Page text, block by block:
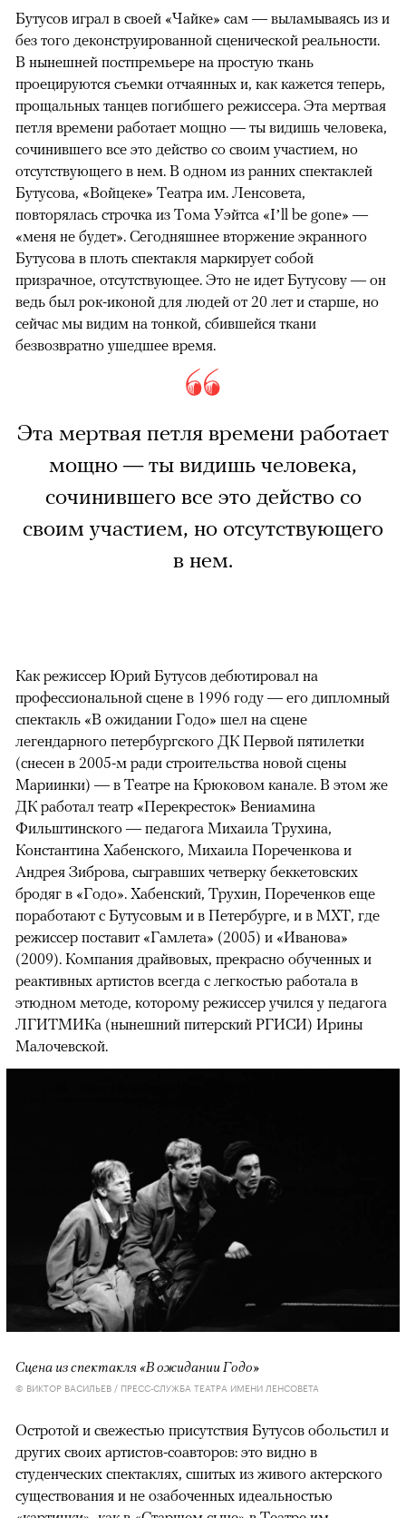
Бутусов играл в своей «Чайке» сам — выламываясь из и
без того деконструированной сценической реальности.
В нынешней постпремьере на простую ткань
проецируются съемки отчаянных и, как кажется теперь,
прощальных танцев погибшего режиссера. Эта мертвая
петля времени работает мощно — ты видишь человека,
сочинившего все это действо со своим участием, но
отсутствующего в нем. В одном из ранних спектаклей
Бутусова, «Войцеке» Театра им. Ленсовета,
повторялась строчка из Тома Уэйтса «I’ll be gone» —
«меня не будет». Сегодняшнее вторжение экранного
Бутусова в плоть спектакля маркирует собой
призрачное, отсутствующее. Это не идет Бутусову — он
ведь был рок-иконой для людей от 20 лет и старше, но
сейчас мы видим на тонкой, сбившейся ткани
безвозвратно ушедшее время.
Эта мертвая петля времени работает
мощно — ты видишь человека,
сочинившего все это действо со
своим участием, но отсутствующего
в нем.
Как режиссер Юрий Бутусов дебютировал на
профессиональной сцене в 1996 году — его дипломный
спектакль «В ожидании Годо» шел на сцене
легендарного петербургского ДК Первой пятилетки
(снесен в 2005-м ради строительства новой сцены
Мариинки) — в Театре на Крюковом канале. В этом же
ДК работал театр «Перекресток» Вениамина
Фильштинского — педагога Михаила Трухина,
Константина Хабенского, Михаила Пореченкова и
Андрея Зиброва, сыгравших четверку беккетовских
бродяг в «Годо». Хабенский, Трухин, Пореченков еще
поработают с Бутусовым и в Петербурге, и в МХТ, где
режиссер поставит «Гамлета» (2005) и «Иванова»
(2009). Компания драйвовых, прекрасно обученных и
реактивных артистов всегда с легкостью работала в
этюдном методе, которому режиссер учился у педагога
ЛГИТМИКа (нынешний питерский РГИСИ) Ирины
Малочевской.
Сцена из спектакля «В ожидании Годо»
© ВИКТОР ВАСИЛЬЕВ / ПРЕСС-СЛУЖБА ТЕАТРА ИМЕНИ ЛЕНСОВЕТА
Остротой и свежестью присутствия Бутусов обольстил и
других своих артистов-соавторов: это видно в
студенческих спектаклях, сшитых из живого актерского
существования и не озабоченных идеальностью